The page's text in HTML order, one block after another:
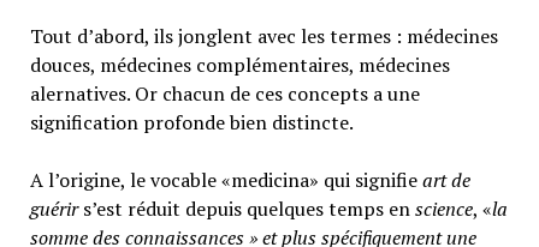
Tout d’abord, ils jonglent avec les termes : médecines
douces, médecines complémentaires, médecines
alernatives. Or chacun de ces concepts a une
signification profonde bien distincte.
A l’origine, le vocable «medicina» qui signifieart de
guérirs’est réduit depuis quelques temps enscience, «la
somme des connaissances » et plus spécifiquement une